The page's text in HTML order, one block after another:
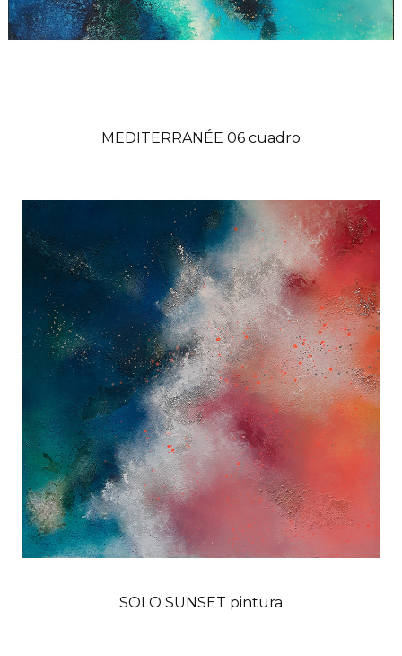
MEDITERRANÉE 06 cuadro
SOLO SUNSET pintura